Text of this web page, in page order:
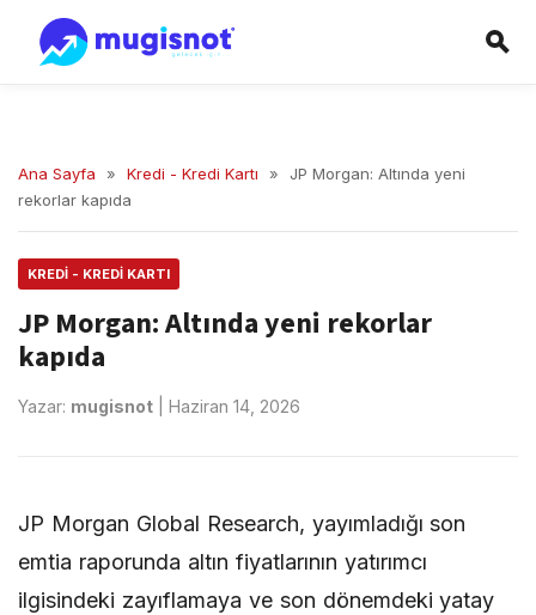
Ana Sayfa » Kredi - Kredi Kartı »
JP Morgan: Altında yeni
rekorlar kapıda
KREDI - KREDI KARTI
JP Morgan: Altında yeni rekorlar
kapıda
Yazar: mugisnot Haziran 14, 2026
JP Morgan Global Research, yayımladığı son
emtia raporunda altın fiyatlarının yatırımcı
ilgisindeki zayıflamaya ve son dönemdeki yatay